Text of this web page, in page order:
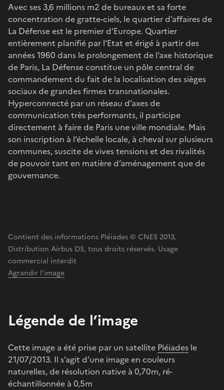
Avec ses 3,6 millions m2 de bureaux et sa forte
concentration de gratte-ciels, le quartier d’affaires de
La Défense est le premier d’Europe. Quartier
entièrement planifié par l’Etat et érigé à partir des
années 1960 dans le prolongement de l’axe historique
de Paris, La Défense constitue un pôle central de
commandement du fait de la localisation des sièges
sociaux de grandes firmes transnationales.
Hyperconnecté par un réseau d’axes de
communication très performants, il participe
directement à faire de Paris une ville mondiale. Mais
son inscription à l’échelle locale, à cheval sur plusieurs
communes, suscite de vives tensions et des rivalités
de pouvoir tant en matière d’aménagement que de
gouvernance.
Contient des informations Pléiades © CNES 2013,
Distribution Airbus DS, tous droits réservés. Usage
commercial interdit
Agrandir l'image
Légende de l’image
Cette image a été prise par un satellite Pléiades le
21/07/2013. Il s’agit d’une image en couleurs
naturelles, de résolution native à 0,70m, ré-
échantillonnée à 0,5m